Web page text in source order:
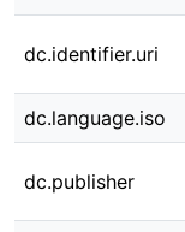
dc.identifier.uri
dc.language.iso
dc.publisher